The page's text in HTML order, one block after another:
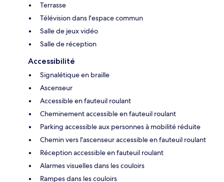
Terrasse
Télévision dans l'espace commun
Salle de jeux vidéo
Salle de réception
Accessibilité
Signalétique en braille
Ascenseur
Accessible en fauteuil roulant
Cheminement accessible en fauteuil roulant
Parking accessible aux personnes à mobilité réduite
Chemin vers l'ascenseur accessible en fauteuil roulant
Réception accessible en fauteuil roulant
Alarmes visuelles dans les couloirs
Rampes dans les couloirs